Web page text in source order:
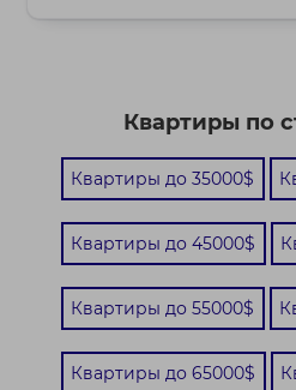
Квартиры по
Квартиры до 35000$
Квартиры до 45000$
Квартиры до 55000$
Квартиры до 65000$